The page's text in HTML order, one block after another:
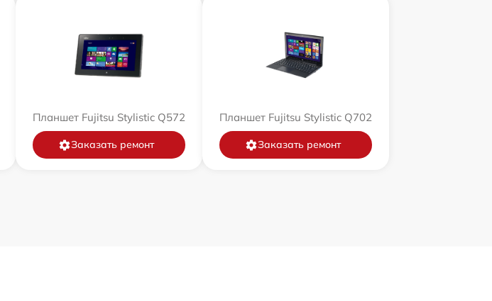
Планшет Fujitsu Stylistic Q572
Заказать ремонт
Планшет Fujitsu Stylistic Q702
Заказать ремонт